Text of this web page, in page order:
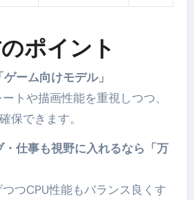
ポイント
ーム向けモデル」
トや描画性能を重視しつつ、
保できます。
・仕事も視野に入れるなら「万
つCPU性能もバランス良くす